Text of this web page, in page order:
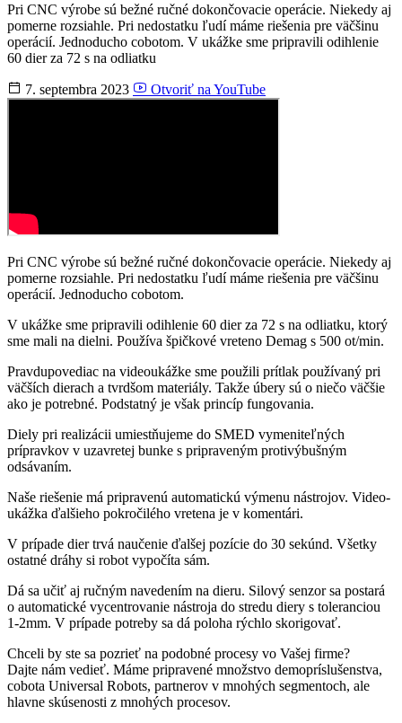
Pri CNC výrobe sú bežné ručné dokončovacie operácie. Niekedy aj
pomerne rozsiahle. Pri nedostatku ľudí máme riešenia pre väčšinu
operácií. Jednoducho cobotom. V ukážke sme pripravili odihlenie
60 dier za 72 s na odliatku
7. septembra 2023 Otvoriť na YouTube
Pri CNC výrobe sú bežné ručné dokončovacie operácie. Niekedy aj
pomerne rozsiahle. Pri nedostatku ľudí máme riešenia pre väčšinu
operácií. Jednoducho cobotom.
V ukážke sme pripravili odihlenie 60 dier za 72 s na odliatku, ktorý
sme mali na dielni. Používa špičkové vreteno Demag s 500 ot/min.
Pravdupovediac na videoukážke sme použili prítlak používaný pri
väčších dierach a tvrdšom materiály. Takže úbery sú o niečo väčšie
ako je potrebné. Podstatný je však princíp fungovania.
Diely pri realizácii umiestňujeme do SMED vymeniteľných
prípravkov v uzavretej bunke s pripraveným protivýbušným
odsávaním.
Naše riešenie má pripravenú automatickú výmenu nástrojov. Video-
ukážka ďalšieho pokročilého vretena je v komentári.
V prípade dier trvá naučenie ďalšej pozície do 30 sekúnd. Všetky
ostatné dráhy si robot vypočíta sám.
Dá sa učiť aj ručným navedením na dieru. Silový senzor sa postará
o automatické vycentrovanie nástroja do stredu diery s toleranciou
1-2mm. V prípade potreby sa dá poloha rýchlo skorigovať.
Chceli by ste sa pozrieť na podobné procesy vo Vašej firme?
Dajte nám vedieť. Máme pripravené množstvo demopríslušenstva,
cobota Universal Robots, partnerov v mnohých segmentoch, ale
hlavne skúsenosti z mnohých procesov.